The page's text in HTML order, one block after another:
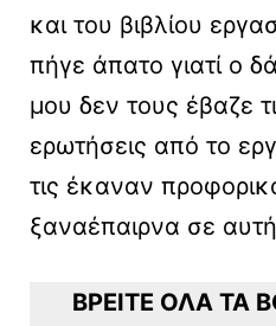
και του βιβλίου
πήγε άπατο γιατί ο
μου δεν τους έβαζε
ερωτήσεις από το
τις έκαναν
ξαναέπαιρνα σε
ΒΡΕΙΤΕ ΟΛΑ ΤΑ